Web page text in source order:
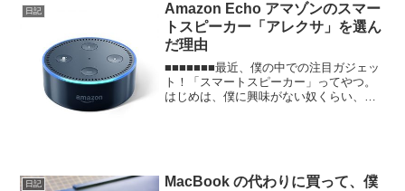
日記
Amazon Echo アマゾンのスマー
トスピーカー「アレクサ」を選ん
だ理由
■■■■■■■最近、僕の中での注目ガジェッ
ト！「スマートスピーカー」ってやつ。
はじめは、僕に興味がない奴くらい、僕
日記
MacBook の代わりに買って、僕